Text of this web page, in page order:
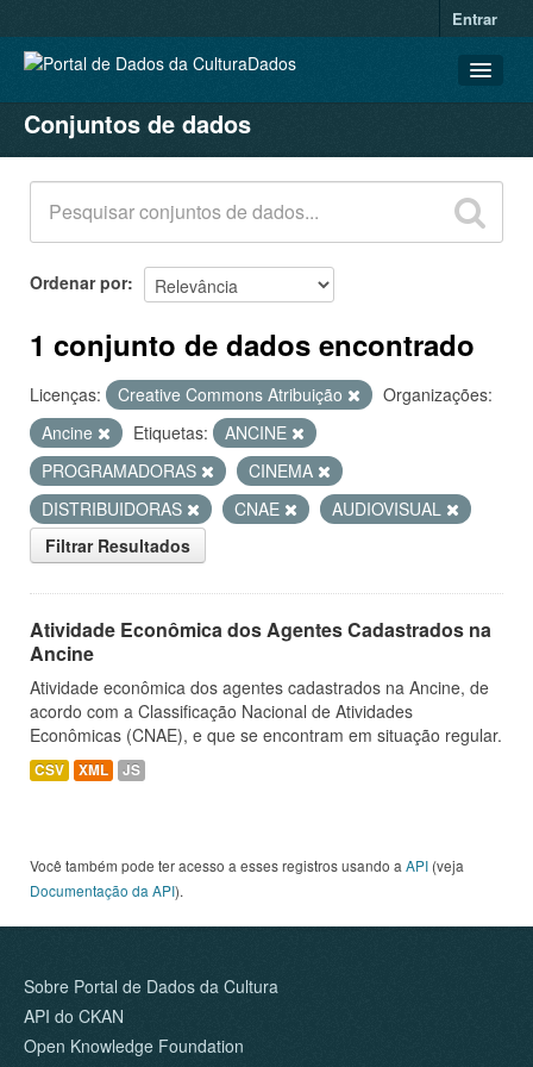
Entrar
CONJUNTOS DE DADOS
ORGANIZAÇÕES
GRUPOS
SOBRE
Conjuntos de dados
Ordenar por
1 conjunto de dados encontrado
Licenças: Creative Commons Atribuição
Organizações:
Ancine
Etiquetas:
ANCINE
PROGRAMADORAS
CINEMA
DISTRIBUIDORAS
CNAE
AUDIOVISUAL
Filtrar Resultados
Atividade Econômica dos Agentes Cadastrados na
Ancine
Atividade econômica dos agentes cadastrados na Ancine, de
acordo com a Classificação Nacional de Atividades
Econômicas (CNAE), e que se encontram em situação regular.
CSV XML JS
Você também pode ter acesso a esses registros usando a API (veja
Documentação da API).
Sobre Portal de Dados da Cultura
API do CKAN
Open Knowledge Foundation